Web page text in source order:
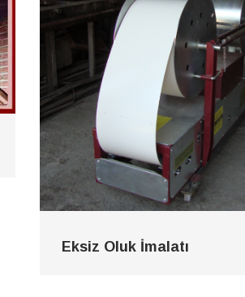
Eksiz Oluk İmalatı